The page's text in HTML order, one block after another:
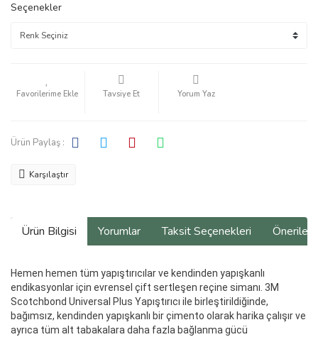
Seçenekler
Tavsiye Et Yorum Yaz
Ürün Paylaş :
Karşılaştır
Ürün Bilgisi Yorumlar Taksit Seçenekleri
Hemen hemen tüm yapıştırıcılar ve kendinden yapışkanlı
endikasyonlar için evrensel çift sertleşen reçine simanı. 3M
Scotchbond Universal Plus Yapıştırıcı ile birleştirildiğinde,
bağımsız, kendinden yapışkanlı bir çimento olarak harika çalışır ve
ayrıca tüm alt tabakalara daha fazla bağlanma gücü